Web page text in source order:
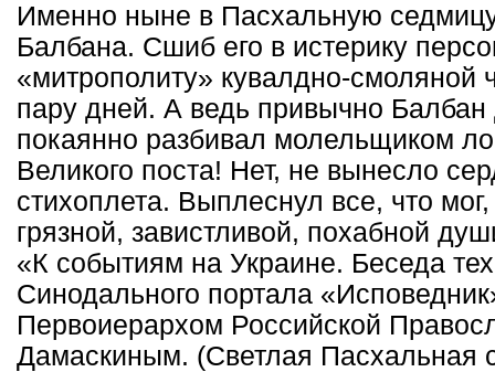
Именно ныне в Пасхальную
Балбана. Сшиб его в истерику
«митрополиту» кувалдно-смоляной
пару дней. А ведь привычно
покаянно разбивал молельщиком
Великого поста! Нет, не вынесло
стихоплета. Выплеснул все, что
грязной, завистливой, похабной
«К событиям на Украине. Беседа
Синодального портала
Первоиерархом Российской
Дамаскиным. (Светлая Пасхальная